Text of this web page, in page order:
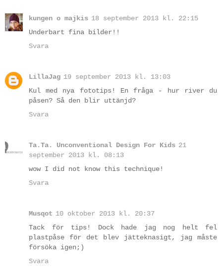
kungen o majkis 18 september 2013 kl. 22:15
Underbart fina bilder!!
Svara
LillaJag 19 september 2013 kl. 13:03
Kul med nya fototips! En fråga - hur river du
påsen? Så den blir uttänjd?
Svara
Ta.Ta. Unconventional Design For Kids 21
september 2013 kl. 08:13
wow I did not know this technique!
Svara
Musqot 10 oktober 2013 kl. 20:37
Tack för tips! Dock hade jag nog helt fel
plastpåse för det blev jätteknasigt, jag måste
försöka igen;)
Svara